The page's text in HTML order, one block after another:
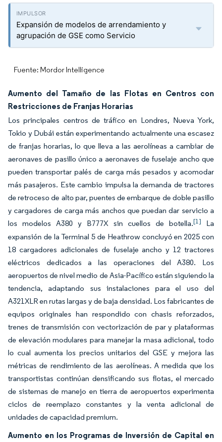
Expansión de modelos de arrendamiento y
agrupación de GSE como Servicio
Fuente: Mordor Intelligence
Aumento del Tamaño de las Flotas en Centros con
Restricciones de Franjas Horarias
Los principales centros de tráfico en Londres, Nueva York,
Tokio y Dubái están experimentando actualmente una escasez
de franjas horarias, lo que lleva a las aerolíneas a cambiar de
aeronaves de pasillo único a aeronaves de fuselaje ancho que
pueden transportar palés de carga más pesados y acomodar
más pasajeros. Este cambio impulsa la demanda de tractores
de retroceso de alto par, puentes de embarque de doble pasillo
y cargadores de carga más anchos que puedan dar servicio a
los modelos A380 y B777X sin cuellos de botella.[1]
La
expansión de la Terminal 5 de Heathrow concluyó en 2025 con
18 cargadores adicionales de fuselaje ancho y 12 tractores
eléctricos dedicados a las operaciones del A380. Los
aeropuertos de nivel medio de Asia-Pacífico están siguiendo la
tendencia, adaptando sus instalaciones para el uso del
A321XLR en rutas largas y de baja densidad. Los fabricantes de
equipos originales han respondido con chasis reforzados,
trenes de transmisión con vectorización de par y plataformas
de elevación modulares para manejar la masa adicional, todo
lo cual aumenta los precios unitarios del GSE y mejora las
métricas de rendimiento de las aerolíneas. A medida que los
transportistas continúan densificando sus flotas, el mercado
de sistemas de manejo en tierra de aeropuertos experimenta
ciclos de reemplazo constantes y la venta adicional de
unidades de capacidad premium.
Aumento en los Programas de Inversión de Capital en